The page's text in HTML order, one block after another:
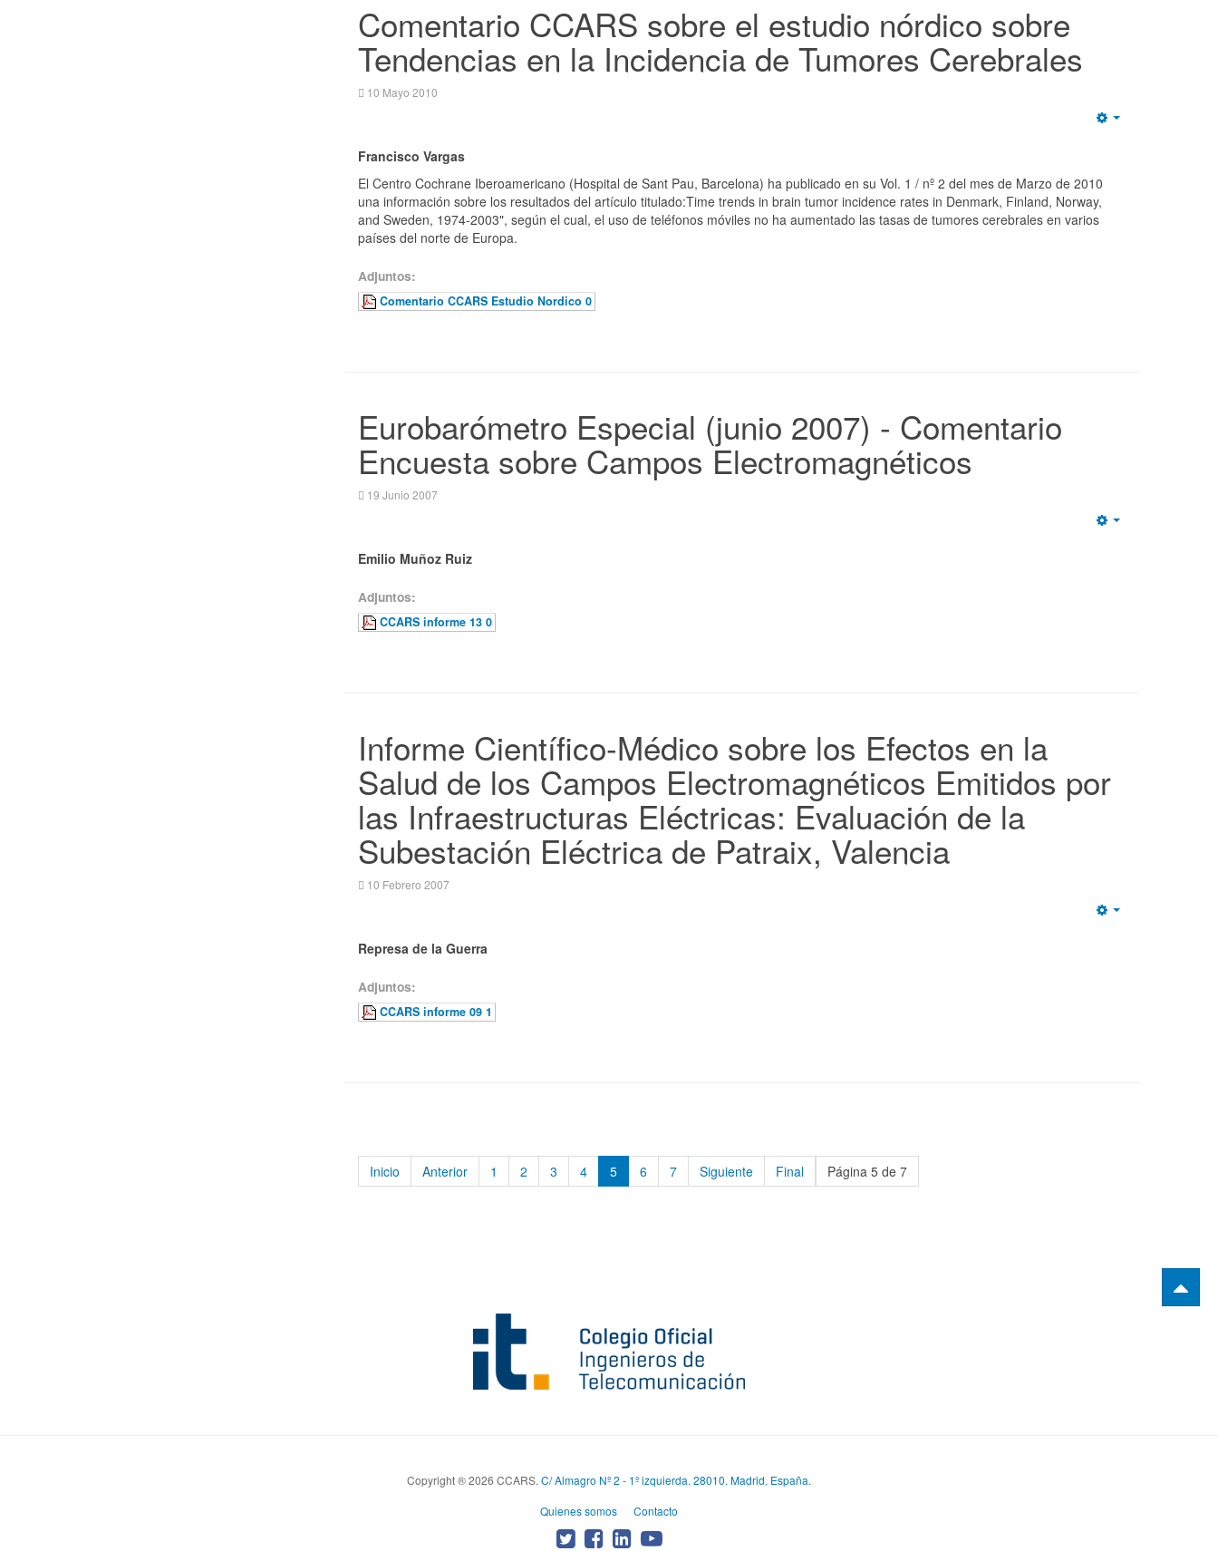
Comentario CCARS sobre el estudio nórdico sobre
Tendencias en la Incidencia de Tumores Cerebrales
10 Mayo 2010
Francisco Vargas
El Centro Cochrane Iberoamericano (Hospital de Sant Pau, Barcelona) ha publicado en su Vol. 1 / nº 2 del mes de Marzo de 2010
una información sobre los resultados del artículo titulado:Time trends in brain tumor incidence rates in Denmark, Finland, Norway,
and Sweden, 1974-2003", según el cual, el uso de teléfonos móviles no ha aumentado las tasas de tumores cerebrales en varios
países del norte de Europa.
Adjuntos:
Comentario CCARS Estudio Nordico 0
Eurobarómetro Especial (junio 2007) - Comentario
Encuesta sobre Campos Electromagnéticos
19 Junio 2007
Emilio Muñoz Ruiz
Adjuntos:
CCARS informe 13 0
Informe Científico-Médico sobre los Efectos en la
Salud de los Campos Electromagnéticos Emitidos por
las Infraestructuras Eléctricas: Evaluación de la
Subestación Eléctrica de Patraix, Valencia
10 Febrero 2007
Represa de la Guerra
Adjuntos:
CCARS informe 09 1
Página 5 de 7
Inicio Anterior 1 2 3 4 5 6 7 Siguiente Final
Copyright ® 2026 CCARS. C/ Almagro Nº 2 - 1º izquierda. 28010. Madrid. España.
Quienes somos
Contacto